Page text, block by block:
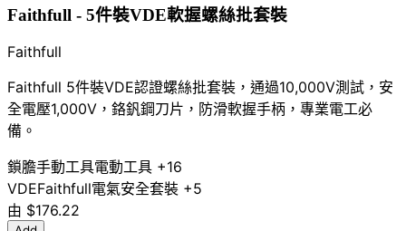
Faithfull - 5件裝VDE軟握螺絲批套裝
Faithfull
Faithfull 5件裝VDE認證螺絲批套裝，通過10,000V測試，安
全電壓1,000V，鉻釩鋼刀片，防滑軟握手柄，專業電工必
備。
鎖膽手動工具電動工具 +16
VDEFaithfull電氣安全套裝 +5
由 $176.22